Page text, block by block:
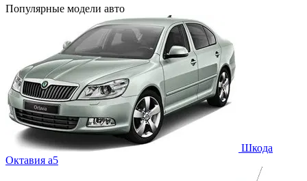
Популярные модели авто
Шкода
Октавия а5